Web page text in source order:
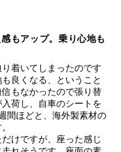
ベースの歪みや割
トの形状に合わせて
態により弊社で作業
上返送させていただ
合外の車両と発覚
からご希望のお支払
だけで簡単に支払い
もアップ。乗り心地も
着いてしまったのです
良くなる、ということ
もなかったので張り替
荷し、自車のシートを
間ほどと、海外製素材の
けですが、座った感じ